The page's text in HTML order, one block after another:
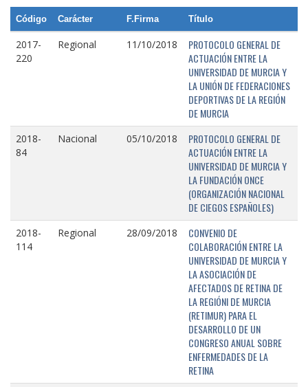
Código Carácter F.Firma Título
2017-
220
Regional 11/10/2018
PROTOCOLO GENERAL DE
ACTUACIÓN ENTRE LA
UNIVERSIDAD DE MURCIA Y
LA UNIÓN DE FEDERACIONES
DEPORTIVAS DE LA REGIÓN
DE MURCIA
2018-
84
Nacional 05/10/2018
PROTOCOLO GENERAL DE
ACTUACIÓN ENTRE LA
UNIVERSIDAD DE MURCIA Y
LA FUNDACIÓN ONCE
(ORGANIZACIÓN NACIONAL
DE CIEGOS ESPAÑOLES)
2018-
114
Regional 28/09/2018
CONVENIO DE
COLABORACIÓN ENTRE LA
UNIVERSIDAD DE MURCIA Y
LA ASOCIACIÓN DE
AFECTADOS DE RETINA DE
LA REGIÓNI DE MURCIA
(RETIMUR) PARA EL
DESARROLLO DE UN
CONGRESO ANUAL SOBRE
ENFERMEDADES DE LA
RETINA